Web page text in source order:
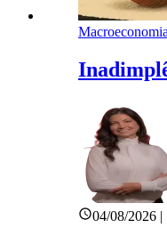
04/08/2026 |